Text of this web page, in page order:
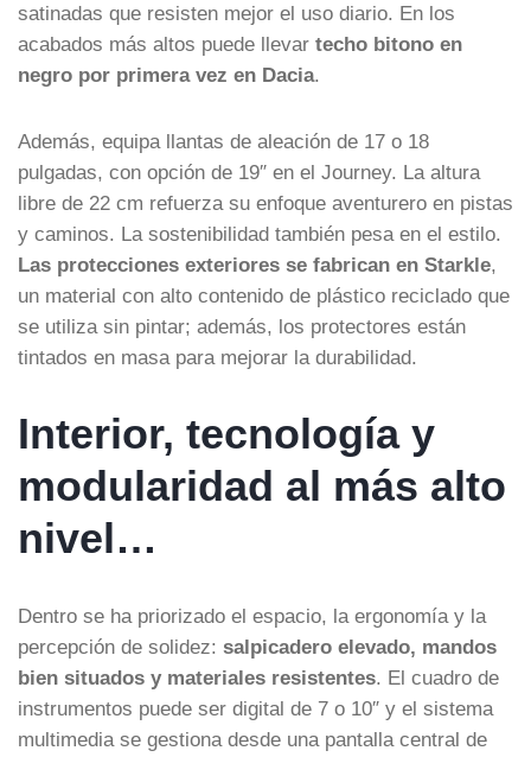
satinadas que resisten mejor el uso diario. En los
acabados más altos puede llevar techo bitono en
negro por primera vez en Dacia.
Además, equipa llantas de aleación de 17 o 18
pulgadas, con opción de 19″ en el Journey. La altura
libre de 22 cm refuerza su enfoque aventurero en pistas
y caminos. La sostenibilidad también pesa en el estilo.
Las protecciones exteriores se fabrican en Starkle,
un material con alto contenido de plástico reciclado que
se utiliza sin pintar; además, los protectores están
tintados en masa para mejorar la durabilidad.
Interior, tecnología y
modularidad al más alto
nivel…
Dentro se ha priorizado el espacio, la ergonomía y la
percepción de solidez: salpicadero elevado, mandos
bien situados y materiales resistentes. El cuadro de
instrumentos puede ser digital de 7 o 10″ y el sistema
multimedia se gestiona desde una pantalla central de